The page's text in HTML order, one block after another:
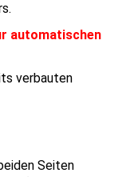
automatischen
verbauten
Seiten